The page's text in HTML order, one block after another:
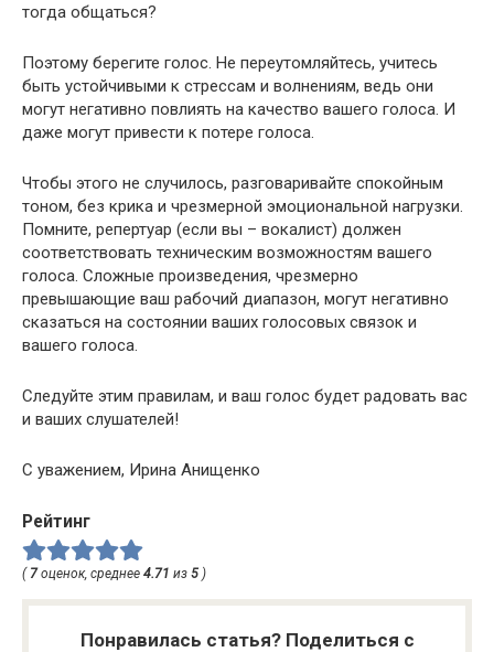
тогда общаться?
Поэтому берегите голос. Не переутомляйтесь, учитесь
быть устойчивыми к стрессам и волнениям, ведь они
могут негативно повлиять на качество вашего голоса. И
даже могут привести к потере голоса.
Чтобы этого не случилось, разговаривайте спокойным
тоном, без крика и чрезмерной эмоциональной нагрузки.
Помните, репертуар (если вы – вокалист) должен
соответствовать техническим возможностям вашего
голоса. Сложные произведения, чрезмерно
превышающие ваш рабочий диапазон, могут негативно
сказаться на состоянии ваших голосовых связок и
вашего голоса.
Следуйте этим правилам, и ваш голос будет радовать вас
и ваших слушателей!
С уважением, Ирина Анищенко
Рейтинг
( 7оценок, среднее 4.71 из 5 )
Понравилась статья? Поделиться с